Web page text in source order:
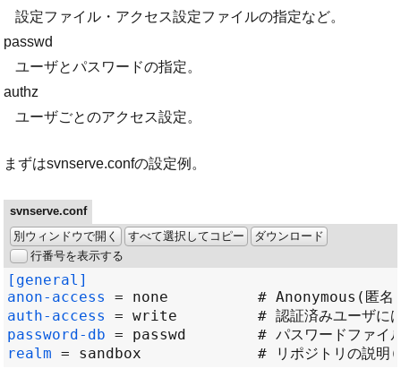
設定ファイル・アクセス設定ファイルの指定など。
passwd
ユーザとパスワードの指定。
authz
ユーザごとのアクセス設定。
まずはsvnserve.confの設定例。
svnserve.conf
別ウィンドウで開く
すべて選択してコピー
ダウンロード
行番号を表示する
[general]
anon-access = none          # Anonymous ( 匿名
auth-access =
password-db =
realm = sandbox             # リポジトリの説明 (